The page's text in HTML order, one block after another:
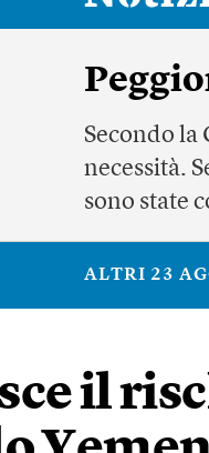
Secondo la
necessità.
sono state
ALTRI 23
il